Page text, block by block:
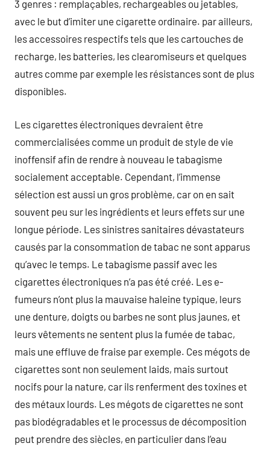
3 genres : remplaçables, rechargeables ou jetables,
avec le but d’imiter une cigarette ordinaire. par ailleurs,
les accessoires respectifs tels que les cartouches de
recharge, les batteries, les clearomiseurs et quelques
autres comme par exemple les résistances sont de plus
disponibles.
Les cigarettes électroniques devraient être
commercialisées comme un produit de style de vie
inoffensif afin de rendre à nouveau le tabagisme
socialement acceptable. Cependant, l’immense
sélection est aussi un gros problème, car on en sait
souvent peu sur les ingrédients et leurs effets sur une
longue période. Les sinistres sanitaires dévastateurs
causés par la consommation de tabac ne sont apparus
qu’avec le temps. Le tabagisme passif avec les
cigarettes électroniques n’a pas été créé. Les e-
fumeurs n’ont plus la mauvaise haleine typique, leurs
une denture, doigts ou barbes ne sont plus jaunes, et
leurs vêtements ne sentent plus la fumée de tabac,
mais une effluve de fraise par exemple. Ces mégots de
cigarettes sont non seulement laids, mais surtout
nocifs pour la nature, car ils renferment des toxines et
des métaux lourds. Les mégots de cigarettes ne sont
pas biodégradables et le processus de décomposition
peut prendre des siècles, en particulier dans l’eau